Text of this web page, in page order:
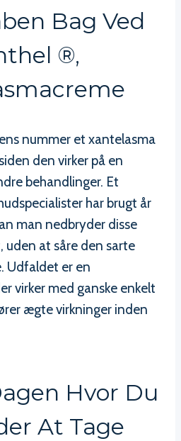
Bag Ved
®,
nummer et xantelasma
den virker på en
behandlinger. Et
har brugt år
man nedbryder disse
at såre den sarte
Udfaldet er en
virker med ganske enkelt
ægte virkninger inden
Hvor Du
At Tage